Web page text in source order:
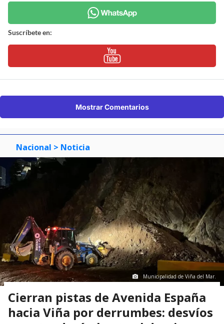
Suscríbete en:
Mostrar Comentarios
Nacional > Noticia
Municipalidad de Viña del Mar.
Cierran pistas de Avenida España
hacia Viña por derrumbes: desvíos